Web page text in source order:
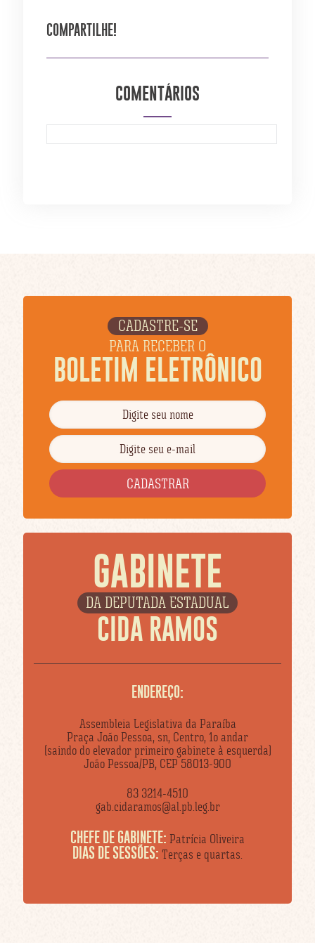
COMPARTILHE!
COMENTÁRIOS
CADASTRE-SE
PARA RECEBER O
BOLETIM ELETRÔNICO
GABINETE
DA DEPUTADA ESTADUAL
CIDA RAMOS
ENDEREÇO:
Assembleia Legislativa da Paraíba
Praça João Pessoa, sn, Centro, 1o andar
(saindo do elevador primeiro gabinete à esquerda)
João Pessoa/PB, CEP 58013-900
83 3214-4510
gab.cidaramos@al.pb.leg.br
CHEFE DE GABINETE: Patrícia Oliveira
DIAS DE SESSÕES: Terças e quartas.